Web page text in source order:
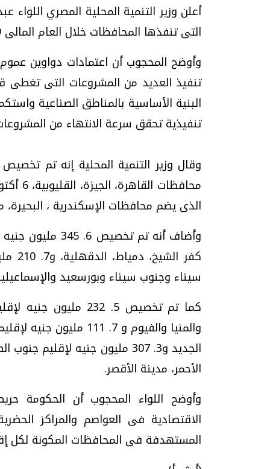
أعلن وزير التنمية المحلية المصري اللواء
التى تنفذها المحافظات خلال العام المالى 2010/2009 تبلغ 1.8 مليار جنيه.
تنفيذ العديد من المشروعات التى تغطى
البنية الأساسية بالمناطق الصناعية
تنفيذية تحقق سرعة الانتهاء من
الذى يضم محافظات الإسكندرية ،
وأضاف أنه تم
سيناء وجنوب سيناء وبورسعيد
كما تم تخصيص 5.
والمنيا والفيوم و 7.
الجديد و3. 307 مليون جنيه
الأحمر، مدينة الأقصر.
وأوضح اللواء المحجوب أن الحكومة
الاقتصادية فى العواصم والمراكز
المستهدفة فى المحافظات المكونة لكل
فيديو.. الإعلام
وتحديات هائلة
موجات الطقس الساخنة.. لماذا تحدث وكيف